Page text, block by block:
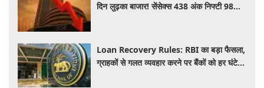
दिन लुढ़का बाजार! सेंसेक्स 438 अंक निफ्टी 98
Loan Recovery Rules: RBI का बड़ा फैसला,
ग्राहकों से गलत व्यवहार करने पर बैंकों को हर घंटे